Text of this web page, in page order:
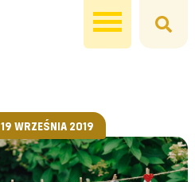
19 WRZEŚNIA 2019